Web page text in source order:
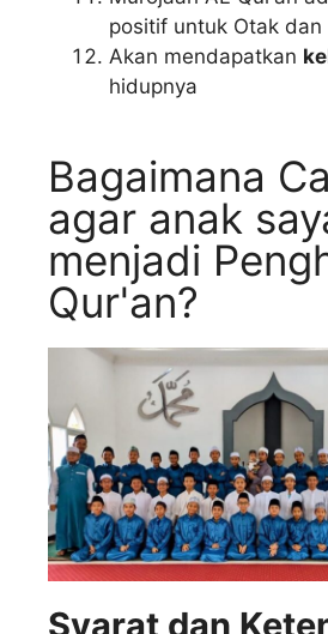
positif untuk Otak dan
Akan mendapatkan
hidupnya
Bagaimana
agar anak
menjadi
Qur'an?
Syarat dan